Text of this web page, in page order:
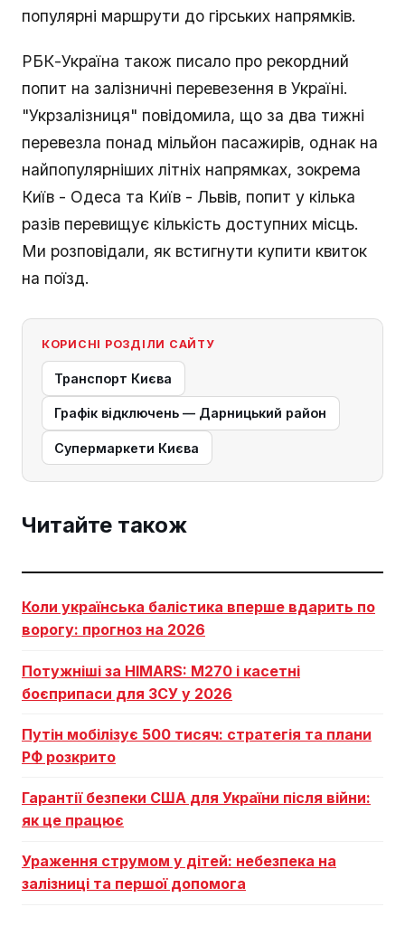
популярні маршрути до гірських напрямків.
РБК-Україна також писало про рекордний
попит на залізничні перевезення в Україні.
"Укрзалізниця" повідомила, що за два тижні
перевезла понад мільйон пасажирів, однак на
найпопулярніших літніх напрямках, зокрема
Київ - Одеса та Київ - Львів, попит у кілька
разів перевищує кількість доступних місць.
Ми розповідали, як встигнути купити квиток
на поїзд.
КОРИСНІ РОЗДІЛИ САЙТУ
Транспорт Києва
Графік відключень — Дарницький район
Супермаркети Києва
Читайте також
Коли українська балістика вперше вдарить по
ворогу: прогноз на 2026
Потужніші за HIMARS: М270 і касетні
боєприпаси для ЗСУ у 2026
Путін мобілізує 500 тисяч: стратегія та плани
РФ розкрито
Гарантії безпеки США для України після війни:
як це працює
Ураження струмом у дітей: небезпека на
залізниці та першої допомога